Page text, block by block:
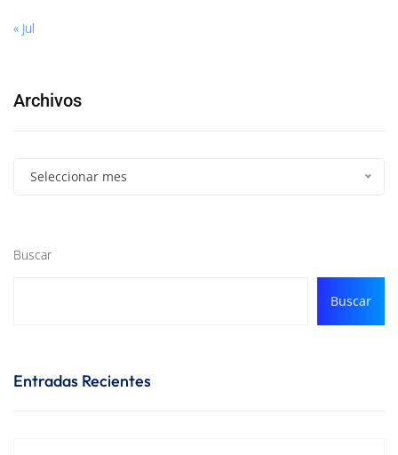
« Jul
Archivos
Seleccionar mes
Buscar
Buscar
Entradas Recientes